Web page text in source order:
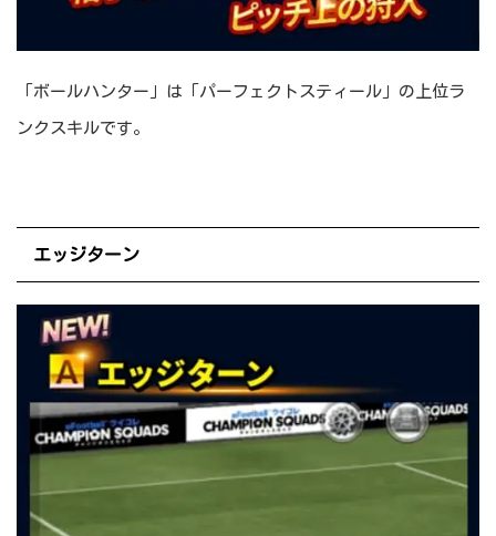
「ボールハンター」は「パーフェクトスティール」の上位ラ
ンクスキルです。
エッジターン